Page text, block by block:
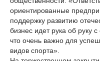
ориентированные
поддержку развитию
бизнес идет рука об руку
что очень важно для
видов спорта».